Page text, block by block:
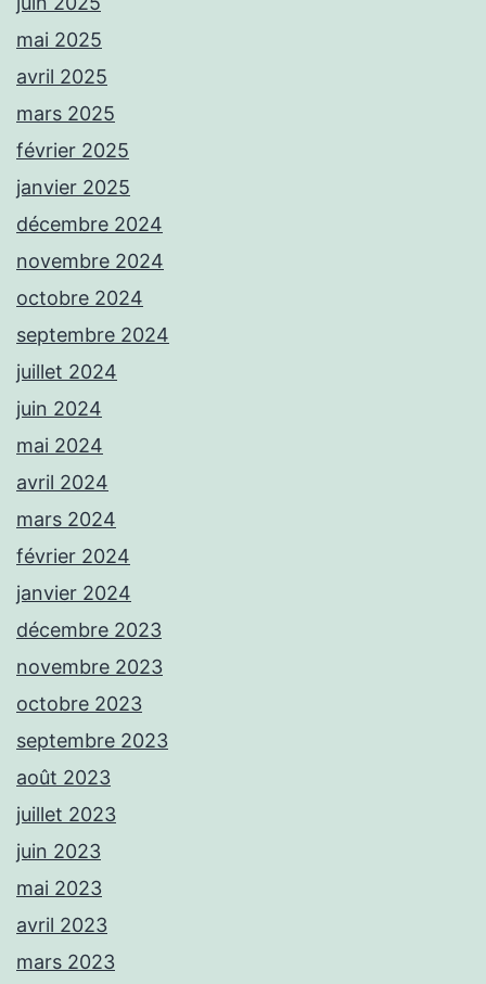
mai 2025
avril 2025
mars 2025
février 2025
janvier 2025
décembre 2024
novembre 2024
octobre 2024
septembre 2024
juillet 2024
juin 2024
mai 2024
avril 2024
mars 2024
février 2024
janvier 2024
décembre 2023
novembre 2023
octobre 2023
septembre 2023
août 2023
juillet 2023
juin 2023
mai 2023
avril 2023
mars 2023